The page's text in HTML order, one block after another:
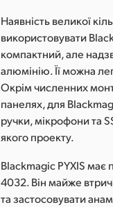
Наявність великої
використовувати
компактний, але
алюмінію. Її можна
Окрім численних
панелях, для
ручки, мікрофони та
якого проекту.
Blackmagic PYXIS
4032. Він майже
та застосовувати